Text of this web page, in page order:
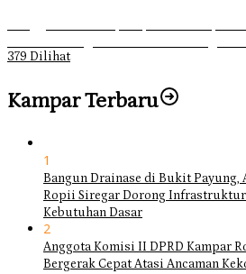
379 Dilihat
Kampar Terbaru
1
Bangun Drainase di Bukit Payung,
Ropii Siregar Dorong
Kebutuhan Dasar
2
Anggota Komisi II DPRD Kampar
Bergerak Cepat Atasi Ancaman